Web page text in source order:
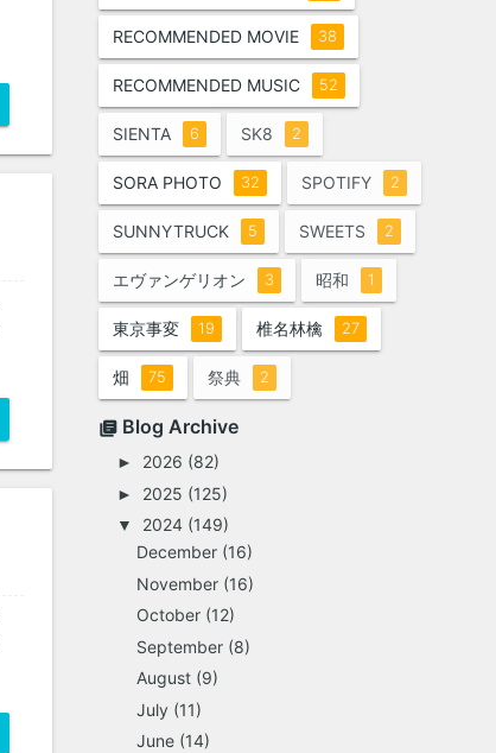
RECOMMENDED MOVIE 38
RECOMMENDED MUSIC 52
SIENTA 6 SK8 2
SORA PHOTO 32 SPOTIFY 2
SUNNYTRUCK 5 SWEETS 2
エヴァンゲリオン 3 昭和 1
東京事変 19 椎名林檎 27
畑 75 祭典 2
Blog Archive
► 2026 (82)
► 2025 (125)
▼ 2024 (149)
December (16)
November (16)
October (12)
September (8)
August (9)
July (11)
June (14)